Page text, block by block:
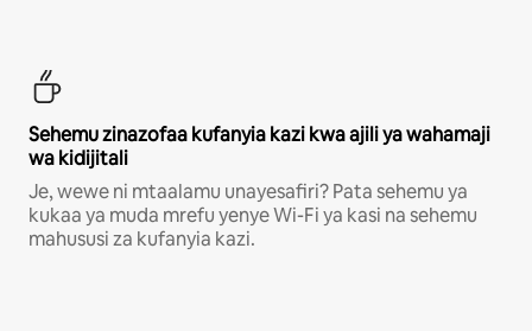
Sehemu zinazofaa kufanyia kazi kwa ajili ya wahamaji
wa kidijitali
Je, wewe ni mtaalamu unayesafiri? Pata sehemu ya
kukaa ya muda mrefu yenye Wi-Fi ya kasi na sehemu
mahususi za kufanyia kazi.